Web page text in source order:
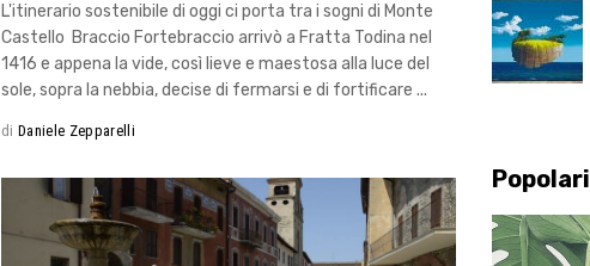
L'itinerario sostenibile di oggi ci porta tra i sogni di Monte
Castello Braccio Fortebraccio arrivò a Fratta Todina nel
1416 e appena la vide, così lieve e maestosa alla luce del
sole, sopra la nebbia, decise di fermarsi e di fortificare
di Daniele Zepparelli
Popolari